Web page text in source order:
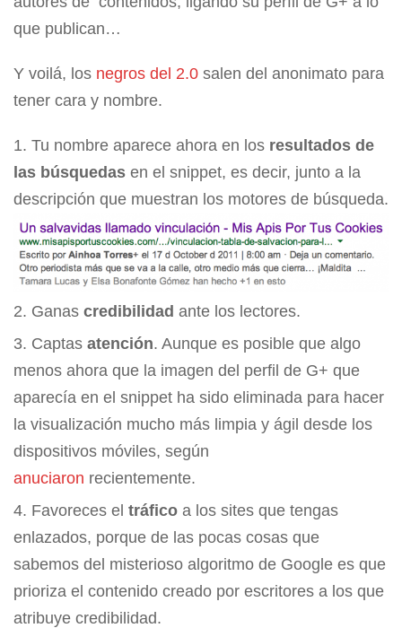
que publican…
Y voilá, los negros del 2.0 salen del anonimato para
tener cara y nombre.
Tu nombre aparece ahora en los resultados de
las búsquedas en el snippet, es decir, junto a la
descripción que muestran los motores de búsqueda.
Ganas credibilidad ante los lectores.
Captas atención. Aunque es posible que algo
menos ahora que la imagen del perfil de G+ que
aparecía en el snippet ha sido eliminada para hacer
la visualización mucho más limpia y ágil desde los
dispositivos móviles, según
anuciaron recientemente.
Favoreces el tráfico a los sites que tengas
enlazados, porque de las pocas cosas que
sabemos del misterioso algoritmo de Google es que
prioriza el contenido creado por escritores a los que
atribuye credibilidad.